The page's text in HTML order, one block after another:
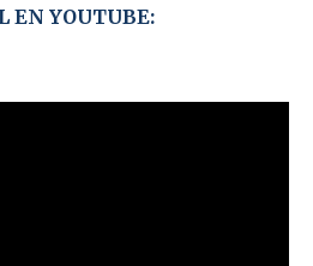
EN YOUTUBE: